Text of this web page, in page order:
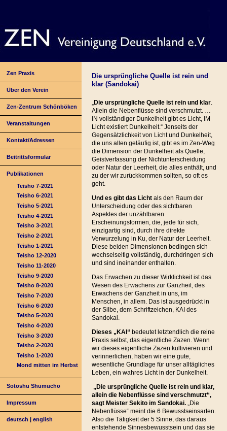
Zen Praxis
Über den Verein
Zen-Zentrum Schönböken
Veranstaltungen
Kontakt/Adressen
Beitrittsformular
Publikationen
Teisho 7-2021
Teisho 6-2021
Teisho 5-2021
Teisho 4-2021
Teisho 3-2021
Teisho 2-2021
Teisho 1-2021
Teisho 12-2020
Teisho 11-2020
Teisho 9-2020
Teisho 8-2020
Teisho 7-2020
Teisho 6-2020
Teisho 5-2020
Teisho 4-2020
Teisho 3-2020
Teisho 2-2020
Teisho 1-2020
Mond mitten im Herbst
Sotoshu Shumucho
Impressum
deutsch |english
Die ursprüngliche Quelle ist rein und
klar (Sandokai)
„Die ursprüngliche Quelle ist rein und klar.
Allein die Nebenflüsse sind verschmutzt. …
IN vollständiger Dunkelheit gibt es Licht, IM
Licht existiert Dunkelheit.“ Jenseits der
Gegensätzlichkeit von Licht und Dunkelheit,
die uns allen geläufig ist, gibt es im Zen-Weg
die Dimension der Dunkelheit als Quelle,
Geistverfassung der Nichtunterscheidung
oder Natur der Leerheit, die alles enthält, und
zu der wir zurückkommen sollten, so oft es
geht.
Und es gibt das Lichtals den Raum der
Unterscheidung oder des sichtbaren
Aspektes der unzählbaren
Erscheinungsformen, die, jede für sich,
einzigartig sind, durch ihre direkte
Verwurzelung in Ku, der Natur der Leerheit.
Diese beiden Dimensionen bedingen sich
wechselseitig vollständig, durchdringen sich
und sind ineinander enthalten.
Das Erwachen zu dieser Wirklichkeit ist das
Wesen des Erwachens zur Ganzheit, des
Erwachens der Ganzheit in uns, im
Menschen, in allem. Das ist ausgedrückt in
der Silbe, dem Schriftzeichen, KAI des
Sandokai.
Dieses „KAI“ bedeutet letztendlich die reine
Praxis selbst, das eigentliche Zazen. Wenn
wir dieses eigentliche Zazen kultivieren und
verinnerlichen, haben wir eine gute,
wesentliche Grundlage für unser alltägliches
Leben, ein wahres Licht in der Dunkelheit.
„Die ursprüngliche Quelle ist rein und klar,
allein die Nebenflüsse sind verschmutzt“,
sagt Meister Sekito im Sandokai. „Die
Nebenflüsse“ meint die 6 Bewusstseinsarten.
Also die Tätigkeit der 5 Sinne, das daraus
entstehende Sinnesbewusstsein und das sie